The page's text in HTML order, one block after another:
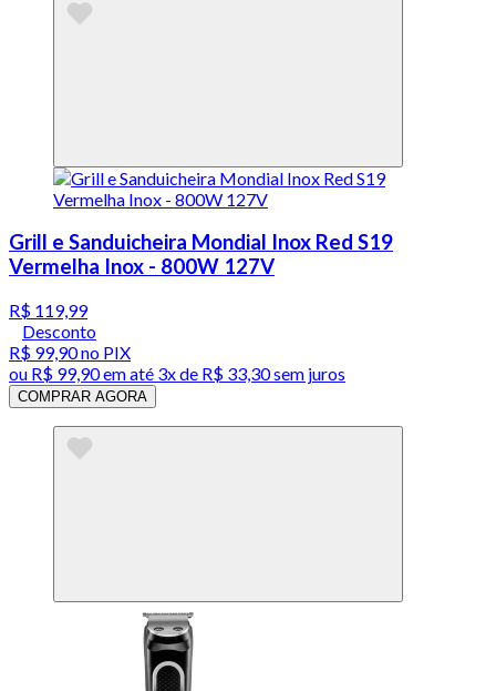
Grill e Sanduicheira Mondial Inox Red S19
Vermelha Inox - 800W 127V
R$ 119,99
Desconto
R$ 99,90no PIX
ou R$ 99,90em até 3x de R$ 33,30 sem juros
COMPRAR AGORA